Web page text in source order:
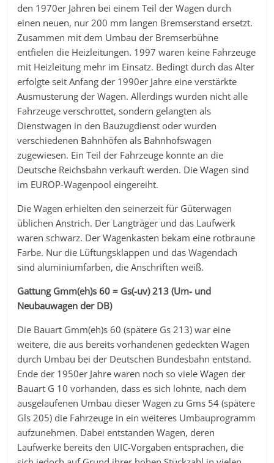
den 1970er Jahren bei einem Teil der Wagen durch
einen neuen, nur 200 mm langen Bremserstand ersetzt.
Zusammen mit dem Umbau der Bremserbühne
entfielen die Heizleitungen. 1997 waren keine Fahrzeuge
mit Heizleitung mehr im Einsatz. Bedingt durch das Alter
erfolgte seit Anfang der 1990er Jahre eine verstärkte
Ausmusterung der Wagen. Allerdings wurden nicht alle
Fahrzeuge verschrottet, sondern gelangten als
Dienstwagen in den Bauzugdienst oder wurden
verschiedenen Bahnhöfen als Bahnhofswagen
zugewiesen. Ein Teil der Fahrzeuge konnte an die
Deutsche Reichsbahn verkauft werden. Die Wagen sind
im EUROP-Wagenpool eingereiht.
Die Wagen erhielten den seinerzeit für Güterwagen
üblichen Anstrich. Der Langträger und das Laufwerk
waren schwarz. Der Wagenkasten bekam eine rotbraune
Farbe. Nur die Lüftungsklappen und das Wagendach
sind aluminiumfarben, die Anschriften weiß.
Gattung Gmm(eh)s 60 = Gs(-uv) 213 (Um- und
Neubauwagen der DB)
Die Bauart Gmm(eh)s 60 (spätere Gs 213) war eine
weitere, die aus bereits vorhandenen gedeckten Wagen
durch Umbau bei der Deutschen Bundesbahn entstand.
Ende der 1950er Jahre waren noch so viele Wagen der
Bauart G 10 vorhanden, dass es sich lohnte, nach dem
ausgelaufenen Umbau dieser Wagen zu Gms 54 (spätere
Gls 205) die Fahrzeuge in ein weiteres Umbauprogramm
aufzunehmen. Dabei entstanden Wagen, deren
Laufwerke bereits den UIC-Vorgaben entsprachen, die